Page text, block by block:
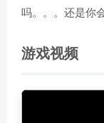
吗。。。还是你
游戏视频